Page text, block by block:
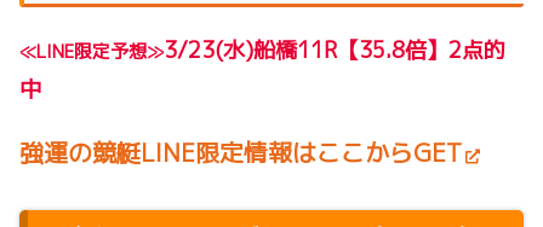
≪LINE限定予想≫3/23(水)船橋11R【35.8倍】 2点的
中
強運の競艇LINE限定情報はここからGET